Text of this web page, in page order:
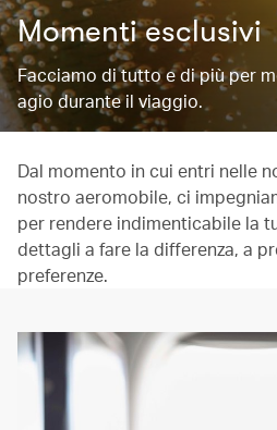
Momenti esclusivi
Facciamo di tutto e di più per
agio durante il viaggio.
Dal momento in cui entri nelle
nostro aeromobile, ci
per rendere indimenticabile la
dettagli a fare la differenza, a
preferenze.